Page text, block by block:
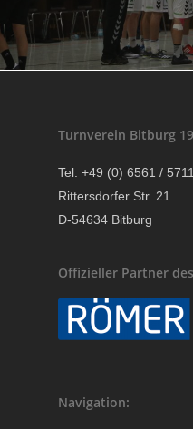
Turnverein Bitburg
Tel. +49 (0) 6561 / 5711
Rittersdorfer Str. 21
D-54634 Bitburg
Offizieller Partner
Navigation: